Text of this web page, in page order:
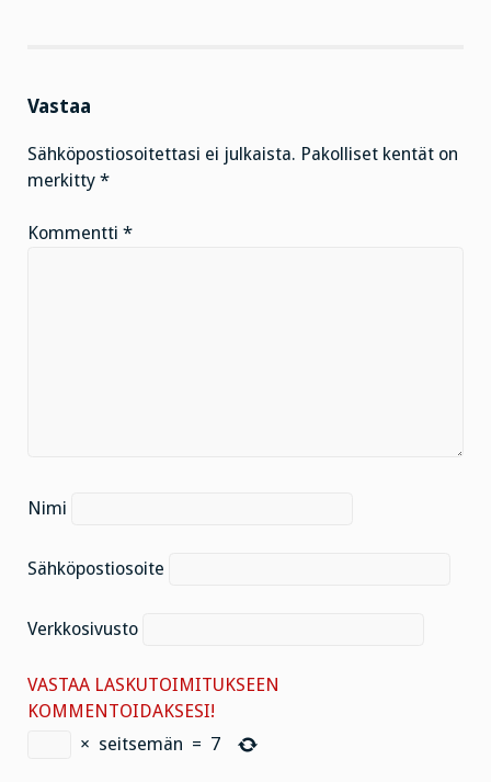
Vastaa
Sähköpostiosoitettasi ei julkaista. Pakolliset kentät on
merkitty *
Kommentti *
Nimi
Sähköpostiosoite
Verkkosivusto
VASTAA LASKUTOIMITUKSEEN
KOMMENTOIDAKSESI!
× seitsemän = 7